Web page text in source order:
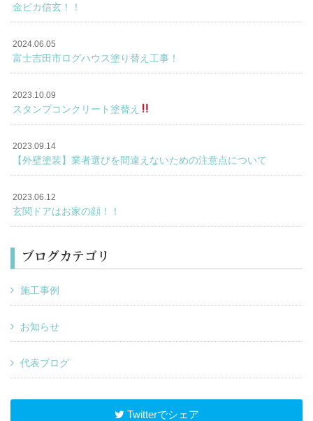
金ピカ信玄！！
2024.06.05
富士吉田市ログハウス塗り替え工事！
2023.10.09
スタンプコンクリート塗替え
2023.09.14
【外壁塗装】業者選びを間違えないための注意点について
2023.06.12
玄関ドアはお家の顔！！
ブログカテゴリ
施工事例
お知らせ
代表ブログ
Twitterでシェア